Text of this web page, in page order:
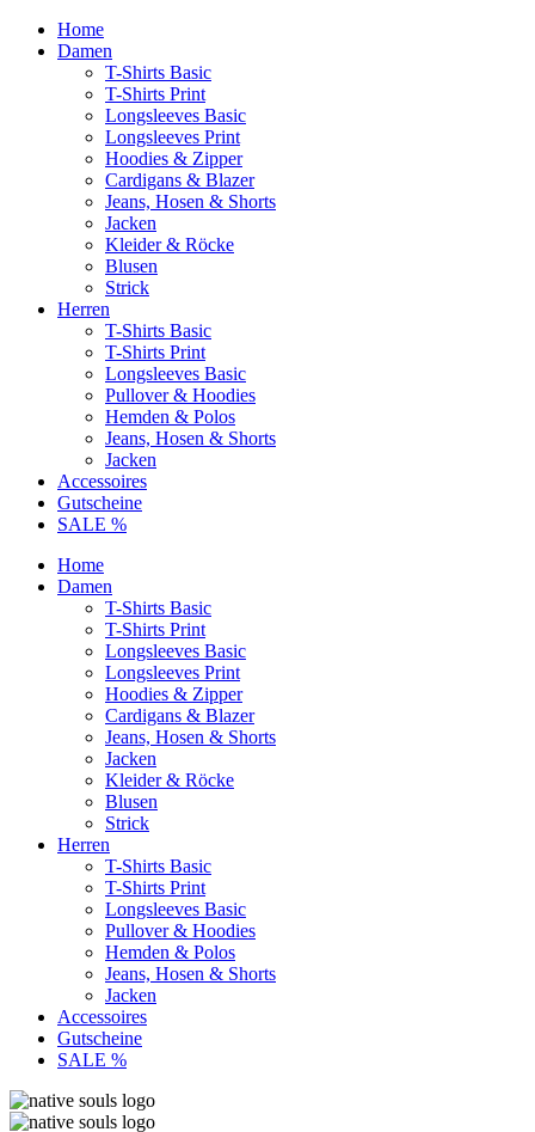
Home
Damen
T-Shirts Basic
T-Shirts Print
Longsleeves Basic
Longsleeves Print
Hoodies & Zipper
Cardigans & Blazer
Jeans, Hosen & Shorts
Jacken
Kleider & Röcke
Blusen
Strick
Herren
T-Shirts Basic
T-Shirts Print
Longsleeves Basic
Pullover & Hoodies
Hemden & Polos
Jeans, Hosen & Shorts
Jacken
Accessoires
Gutscheine
SALE %
Home
Damen
T-Shirts Basic
T-Shirts Print
Longsleeves Basic
Longsleeves Print
Hoodies & Zipper
Cardigans & Blazer
Jeans, Hosen & Shorts
Jacken
Kleider & Röcke
Blusen
Strick
Herren
T-Shirts Basic
T-Shirts Print
Longsleeves Basic
Pullover & Hoodies
Hemden & Polos
Jeans, Hosen & Shorts
Jacken
Accessoires
Gutscheine
SALE %